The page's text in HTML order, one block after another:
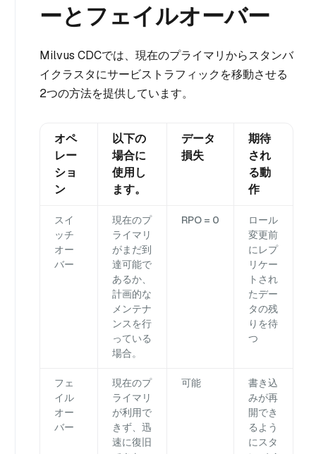
ーとフェイルオーバー
Milvus CDCでは、現在のプライマリからスタンバ
イクラスタにサービストラフィックを移動させる
2つの方法を提供しています。
オペ
レー
ショ
ン
以下の
場合に
使用し
ます。
データ
損失
期待
され
る動
作
スイ
ッチ
オー
バー
現在のプ
ライマリ
がまだ到
達可能で
あるか、
計画的な
メンテナ
ンスを行
っている
場合。
RPO = 0
ロール
変更前
にレプ
リケー
トされ
たデー
タの残
りを待
つ
フェ
イル
オー
バー
現在のプ
ライマリ
が利用で
きず、迅
速に復旧
可能
書き込
みが再
開でき
るよう
にスタ